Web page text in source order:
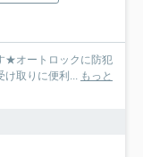
★オートロックに防犯
け取りに便利... もっと